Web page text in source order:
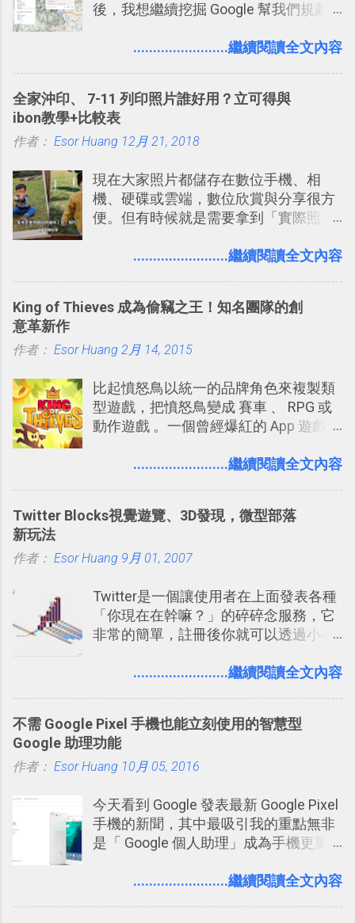
組機制讓茶水間的聊天，不會干擾工作
事可以從聊天中記錄重點。 3. 「 有彈性
的軟體則讓同事可以在任何地方和公司
保持聯繫。 如果你需要中文版的同類平
台，可以參考： JANDI 高效率團隊通訊
戶 。 2017/3 新增 ： Sortd for Slack：
改造 Slack 討論串介面變成專案任務排
程看板
後，我想繼續挖掘 Google 幫我們規劃
入的來聊聊 Google 的「我的地圖」服
線，對商務需求來說可以打造出一張一
張資料地圖（例如我之前在製作一本新
書時建立的「 台灣推薦空拍地點地圖
規劃自助旅行路線！ Google 「我的地
圖」在規劃自助旅行路線時可以解決許
多問題： 國外地點名稱地址常常難懂，
稱。 在規劃路線之外，自訂地圖還能補
時帶來好心情，二方面事後就是最好的
享合作，讓彼此都能在手機上查看這次
........................繼續閱讀全文內容
全家沖印、 7-11 列印照片誰好用？立可得與
ibon教學+比較表
作者： Esor Huang 12月 21, 2018
現在大家照片都儲存在數位手機、相
機、硬碟或雲端，數位欣賞與分享很方
便。但有時候就是需要拿到「實際照
要製作家庭相框 用照片來當小禮物 把照
片？而且最好能不花時間、立即拿到、
（或是沒有好的印表機），又不想跑照
提供了印照片的服務 ，而且價格不貴，
可以立即拿到，操作流程也十分簡單。
之前我在電腦玩物分享過：「 不需買印
方便教學 」。這篇文章則從印照片出
........................繼續閱讀全文內容
King of Thieves 成為偷竊之王！知名團隊的創
意革新作
作者： Esor Huang 2月 14, 2015
比起憤怒鳥以統一的品牌角色來複製類
型遊戲，把憤怒鳥變成 賽車 、 RPG 或
動作遊戲 。一個曾經爆紅的 App 遊戲開
次推出另外一個足以撼動市場，並且有
是另外一款非常知名系列作「 Cut the
ZeptoLab ，在玩了幾個割繩子變形後，
品：「 King of Thieves 」，這是一款
玩法與眾不同的 PVP 偷竊對戰遊戲 。
........................繼續閱讀全文內容
Twitter Blocks視覺遊覽、3D發現，微型部落
新玩法
作者： Esor Huang 9月 01, 2007
Twitter是一個讓使用者在上面發表各種
「你現在在幹嘛？」的碎碎念服務，它
非常的簡單，註冊後你就可以透過小小
文，你可以真的在上面說明你在做什
牢騷，或許你也想要透過Twitter來詢問
什麼事情。各式各樣被發表的
「twitter」會像資訊之河一樣在首頁、
不管是採用什麼樣的方式利用Twitter，
沒有人會有意見，這是我覺得Twitter很
自由也很有趣的一個地方，我可以無拘
利用Twitter來嘗試各種可能。例如 目前
........................繼續閱讀全文內容
不需 Google Pixel 手機也能立刻使用的智慧型
Google 助理功能
作者： Esor Huang 10月 05, 2016
今天看到 Google 發表最新 Google Pixel
手機的新聞，其中最吸引我的重點無非
是「 Google 個人助理」成為手機更重
「這是他使用過最聰明的一台智慧型手
........................繼續閱讀全文內容